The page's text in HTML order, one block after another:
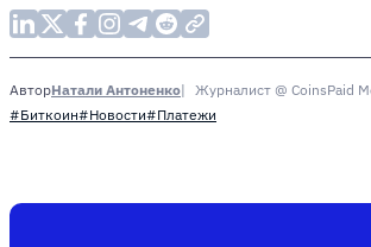
АвторНатали Антоненко
Журналист @ CoinsPaid
#Биткоин#Новости#Платежи